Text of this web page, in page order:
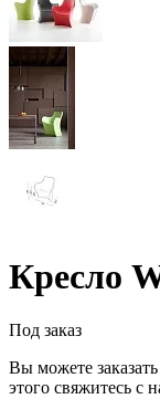
Кресло
Под заказ
Вы можете
этого свяжитесь с